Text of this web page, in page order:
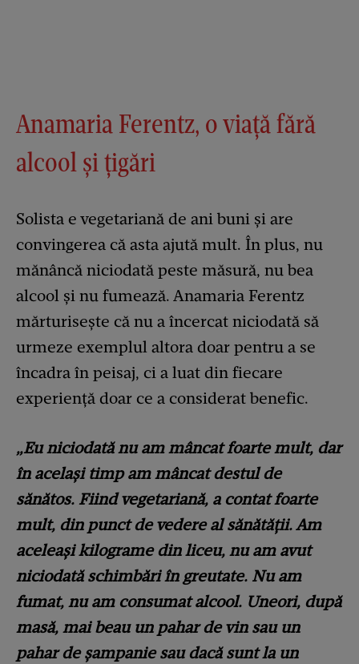
Anamaria Ferentz, o viață fără
alcool și țigări
Solista e vegetariană de ani buni și are
convingerea că asta ajută mult. În plus, nu
mănâncă niciodată peste măsură, nu bea
alcool și nu fumează. Anamaria Ferentz
mărturisește că nu a încercat niciodată să
urmeze exemplul altora doar pentru a se
încadra în peisaj, ci a luat din fiecare
experiență doar ce a considerat benefic.
„Eu niciodată nu am mâncat foarte mult, dar
în același timp am mâncat destul de
sănătos. Fiind vegetariană, a contat foarte
mult, din punct de vedere al sănătății. Am
aceleași kilograme din liceu, nu am avut
niciodată schimbări în greutate. Nu am
fumat, nu am consumat alcool. Uneori, după
masă, mai beau un pahar de vin sau un
pahar de șampanie sau dacă sunt la un